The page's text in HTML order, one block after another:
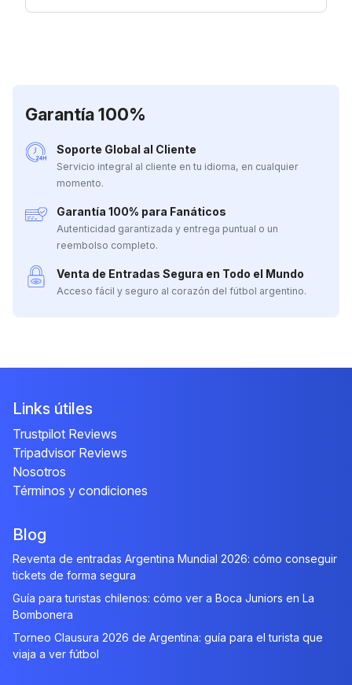
Garantía 100%
Soporte Global al Cliente
Servicio integral al cliente en tu idioma, en cualquier
momento.
Garantía 100% para Fanáticos
Autenticidad garantizada y entrega puntual o un
reembolso completo.
Venta de Entradas Segura en Todo el Mundo
Acceso fácil y seguro al corazón del fútbol argentino.
Links útiles
Trustpilot Reviews
Tripadvisor Reviews
Nosotros
Términos y condiciones
Blog
Reventa de entradas Argentina Mundial 2026: cómo conseguir
tickets de forma segura
Guía para turistas chilenos: cómo ver a Boca Juniors en La
Bombonera
Torneo Clausura 2026 de Argentina: guía para el turista que
viaja a ver fútbol